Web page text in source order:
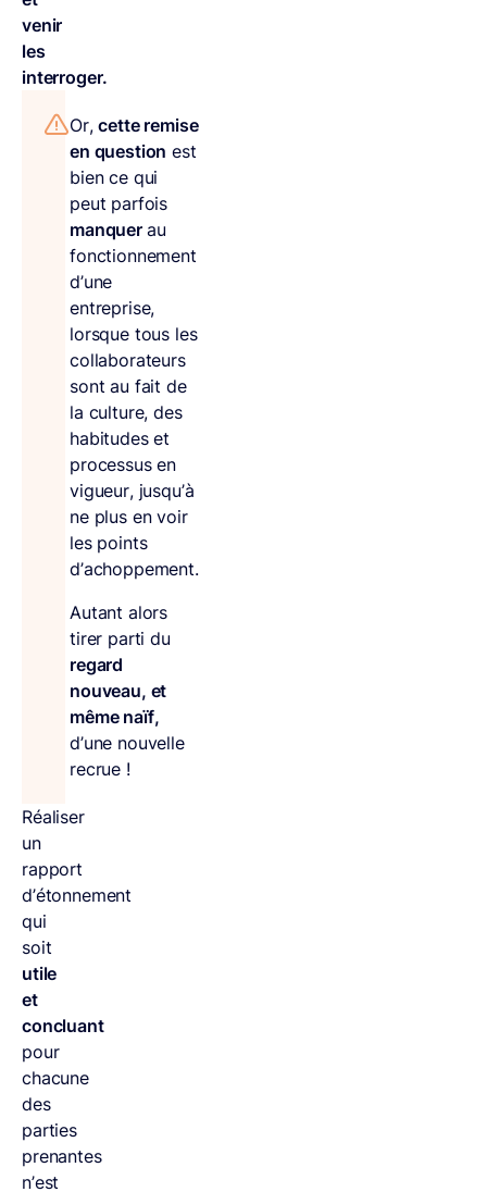
venir
les
interroger.
Or,cette remise
en question est
bien ce qui
peut parfois
manquer au
fonctionnement
d’une
entreprise,
lorsque tous les
collaborateurs
sont au fait de
la culture, des
habitudes et
processus en
vigueur, jusqu’à
ne plus en voir
les points
d’achoppement.
Autant alors
tirer parti du
regard
nouveau, et
même naïf,
d’une nouvelle
recrue !
Réaliser
un
rapport
d’étonnement
qui
soit
utile
et
concluant
pour
chacune
des
parties
prenantes
n’est